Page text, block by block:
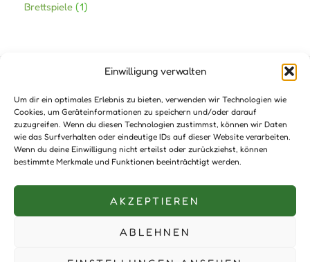
Einwilligung verwalten
Um dir ein optimales Erlebnis zu bieten, verwenden wir Technologien wie
Cookies, um Geräteinformationen zu speichern und/oder darauf
zuzugreifen. Wenn du diesen Technologien zustimmst, können wir Daten
wie das Surfverhalten oder eindeutige IDs auf dieser Website verarbeiten.
Wenn du deine Einwilligung nicht erteilst oder zurückziehst, können
bestimmte Merkmale und Funktionen beeinträchtigt werden.
AKZEPTIEREN
ABLEHNEN
Brettspiele 1
AGB’s
Haftungshinweis
Datenschutzerklärung
Unterstützer:innen
Kontakt